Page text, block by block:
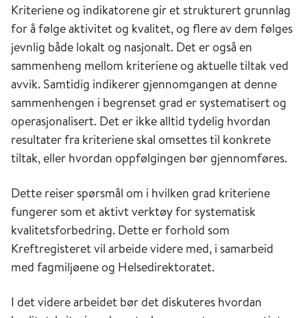
Kriteriene og indikatorene gir et strukturert grunnlag
for å følge aktivitet og kvalitet, og flere av dem følges
jevnlig både lokalt og nasjonalt. Det er også en
sammenheng mellom kriteriene og aktuelle tiltak ved
avvik. Samtidig indikerer gjennomgangen at denne
sammenhengen i begrenset grad er systematisert og
operasjonalisert. Det er ikke alltid tydelig hvordan
resultater fra kriteriene skal omsettes til konkrete
tiltak, eller hvordan oppfølgingen bør gjennomføres.
Dette reiser spørsmål om i hvilken grad kriteriene
fungerer som et aktivt verktøy for systematisk
kvalitetsforbedring. Dette er forhold som
Kreftregisteret vil arbeide videre med, i samarbeid
med fagmiljøene og Helsedirektoratet.
I det videre arbeidet bør det diskuteres hvordan